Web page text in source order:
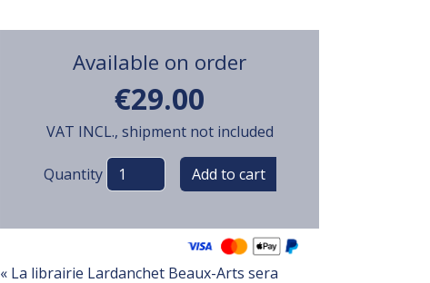
Available on order
€29.00
VAT INCL., shipment not included
Variations
Quantity
« La librairie Lardanchet Beaux-Arts sera